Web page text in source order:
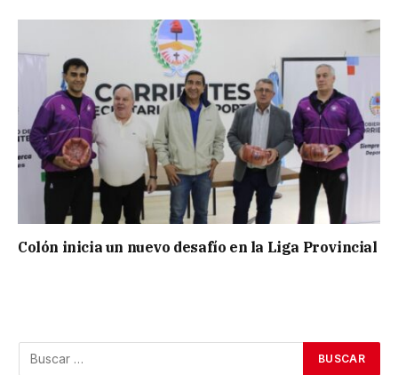
Colón inicia un nuevo desafío en la Liga Provincial